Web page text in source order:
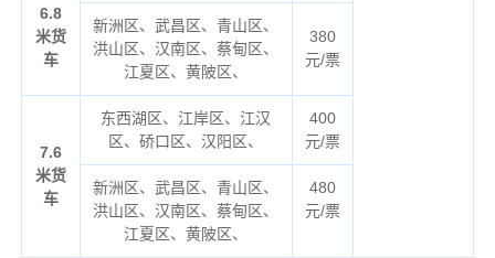
6.8
米货
车
新洲区、武昌区、青山区、
洪山区、汉南区、蔡甸区、
江夏区、黄陂区、
380
元/票
7.6
米货
车
东西湖区、江岸区、江汉
区、硚口区、汉阳区、
400
元/票
新洲区、武昌区、青山区、
洪山区、汉南区、蔡甸区、
江夏区、黄陂区、
480
元/票